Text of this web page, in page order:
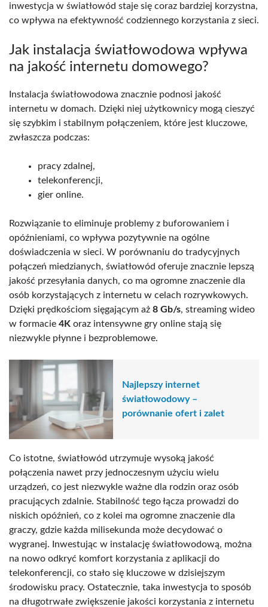
inwestycja w światłowód staje się coraz bardziej korzystna,
co wpływa na efektywność codziennego korzystania z sieci.
Jak instalacja światłowodowa wpływa
na jakość internetu domowego?
Instalacja światłowodowa znacznie podnosi jakość
internetu w domach. Dzięki niej użytkownicy mogą cieszyć
się szybkim i stabilnym połączeniem, które jest kluczowe,
zwłaszcza podczas:
pracy zdalnej,
telekonferencji,
gier online.
Rozwiązanie to eliminuje problemy z buforowaniem i
opóźnieniami, co wpływa pozytywnie na ogólne
doświadczenia w sieci. W porównaniu do tradycyjnych
połączeń miedzianych, światłowód oferuje znacznie lepszą
jakość przesyłania danych, co ma ogromne znaczenie dla
osób korzystających z internetu w celach rozrywkowych.
Dzięki prędkościom sięgającym aż 8 Gb/s, streaming wideo
w formacie 4K oraz intensywne gry online stają się
niezwykle płynne i bezproblemowe.
Najlepszy internet
światłowodowy –
porównanie ofert i zalet
Co istotne, światłowód utrzymuje wysoką jakość
połączenia nawet przy jednoczesnym użyciu wielu
urządzeń, co jest niezwykle ważne dla rodzin oraz osób
pracujących zdalnie. Stabilność tego łącza prowadzi do
niskich opóźnień, co z kolei ma ogromne znaczenie dla
graczy, gdzie każda milisekunda może decydować o
wygranej. Inwestując w instalację światłowodową, można
na nowo odkryć komfort korzystania z aplikacji do
telekonferencji, co stało się kluczowe w dzisiejszym
środowisku pracy. Ostatecznie, taka inwestycja to sposób
na długotrwałe zwiększenie jakości korzystania z internetu